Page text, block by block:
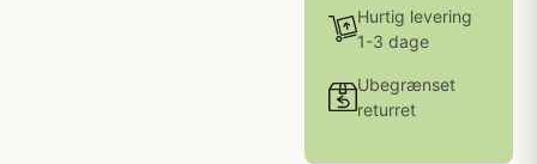
Hurtig levering
1-3 dage
Ubegrænset
returret